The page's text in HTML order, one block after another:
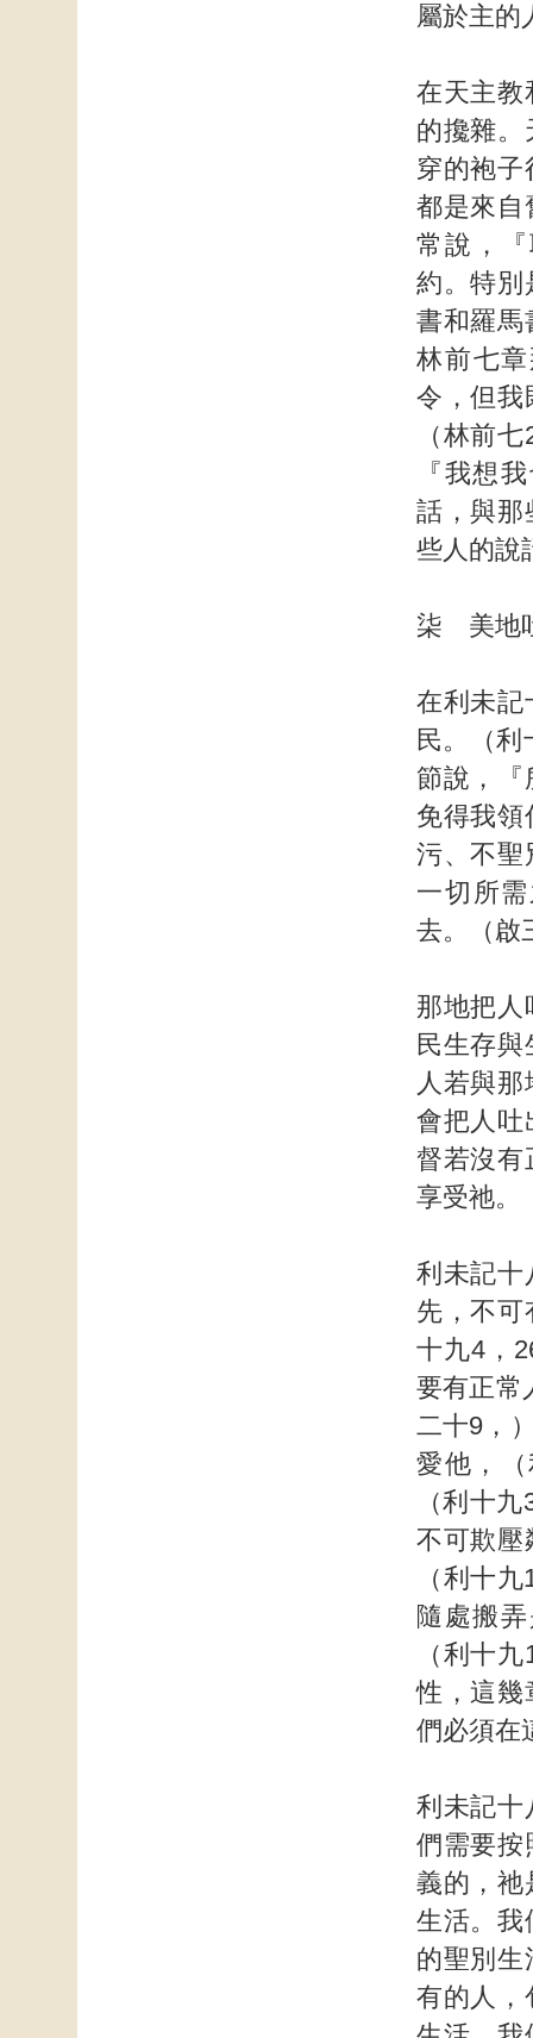
屬於主的
在天主教
的攙雜。
穿的袍
都是來自
常說，
約。特別
書和羅馬
林前七
令，但我
（林前
『我想
話，與那
些人的說
柒 美地
在利未記
民。（
節說，『
免得我領
污、不聖
一切所
去。（啟
那地把人
民生存
人若與
會把人吐
督若沒有
享受祂。
利未記十
先，不可
十九4，
要有正常
二十9，
愛他，
（利十
不可欺壓
（利十
隨處搬
（利十
性，這幾
們必須在
利未記十
們需要按
義的，祂
生活。我
的聖別生
有的人，